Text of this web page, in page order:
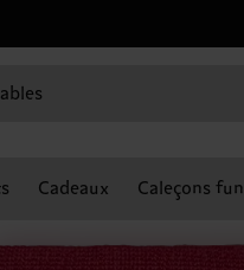
Cadeaux Caleçons fun